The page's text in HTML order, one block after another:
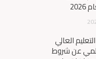
العالي
عن شروط